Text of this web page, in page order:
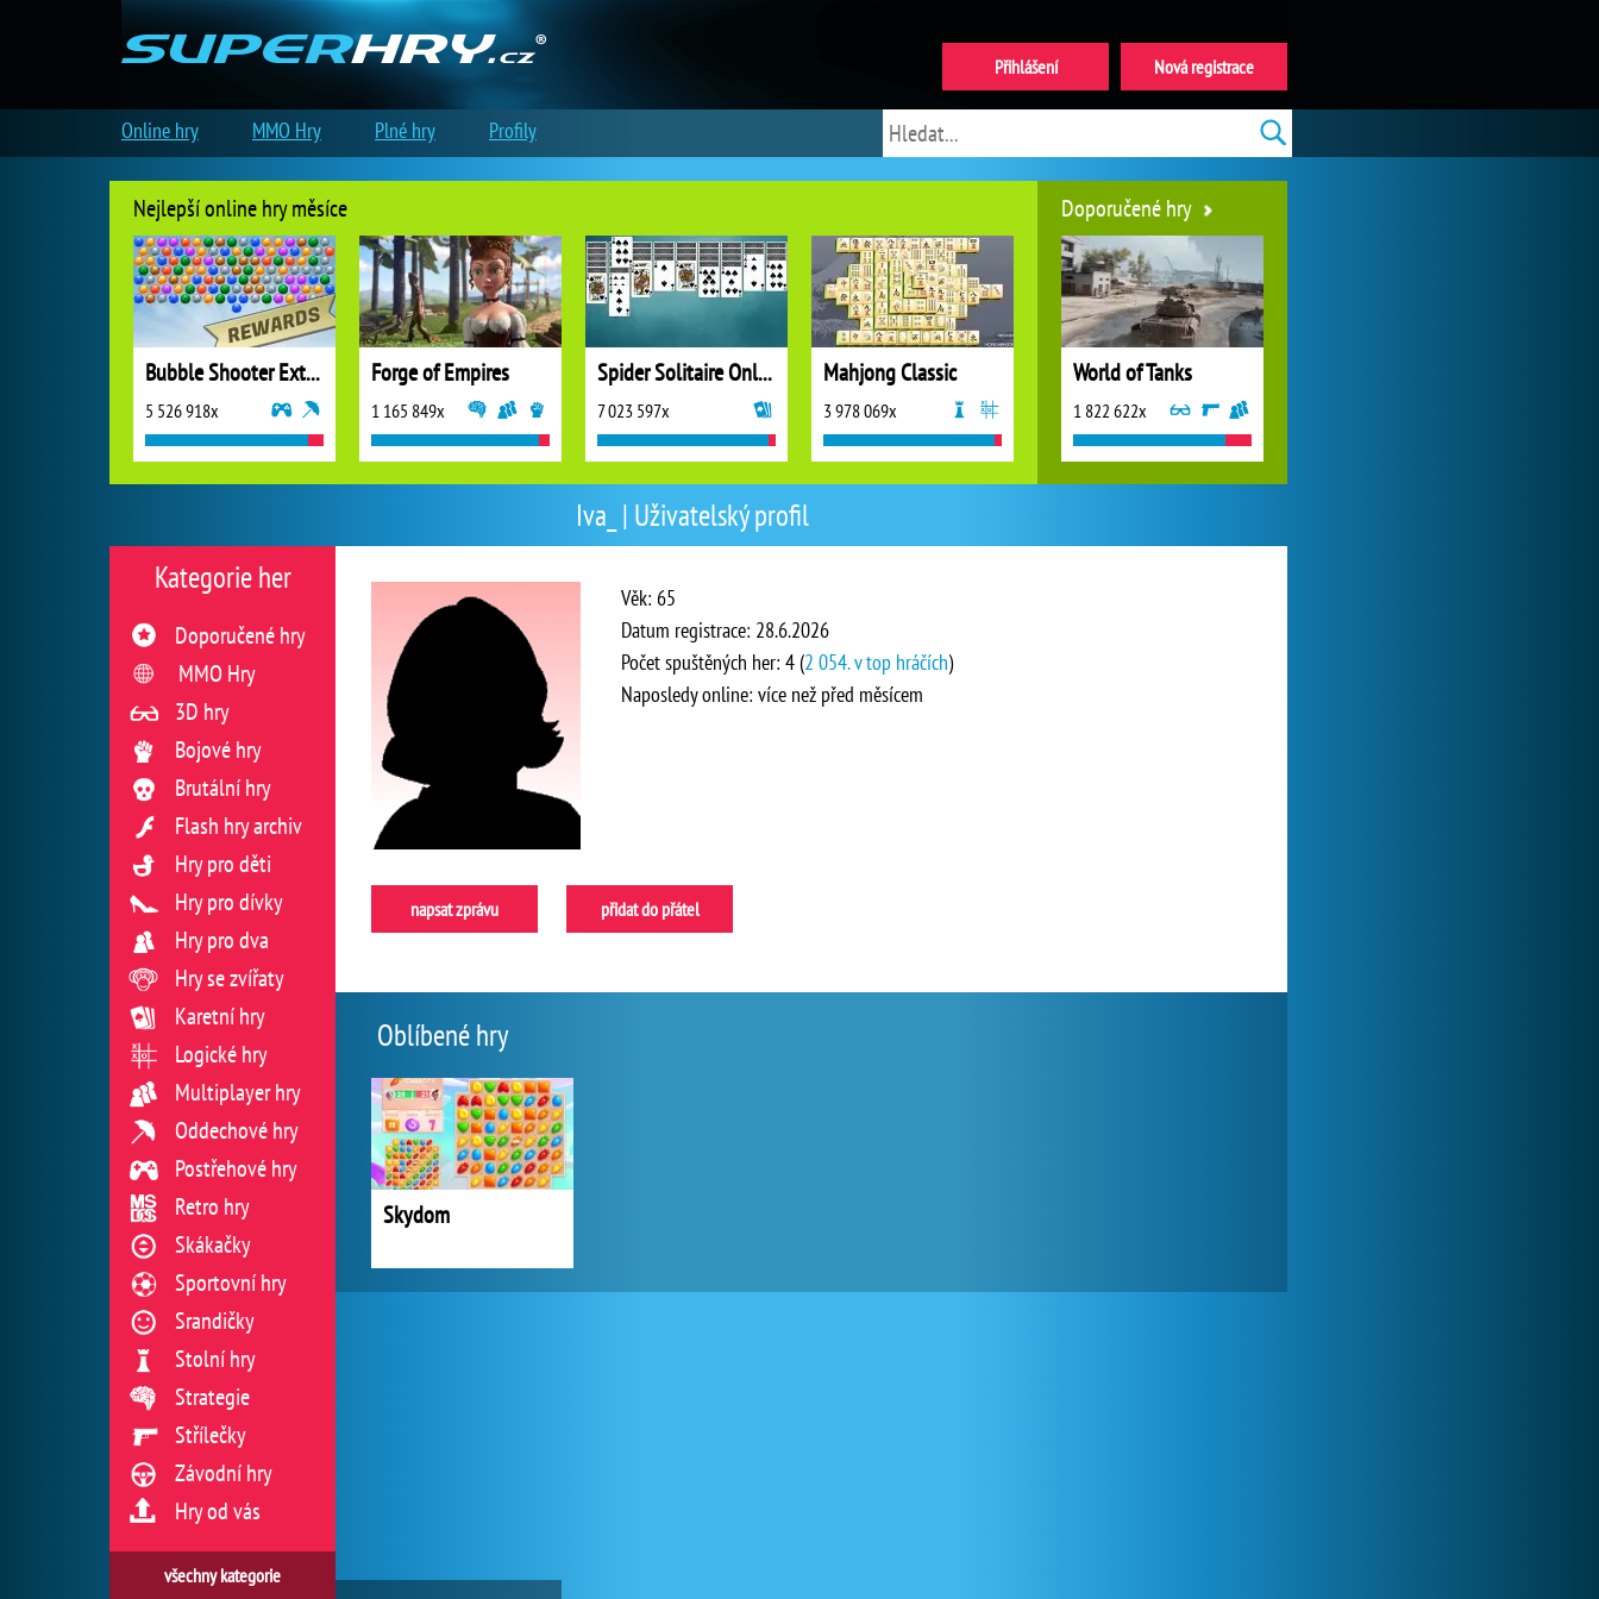
Iva_ | Uživatelský profil
Věk: 65
Datum registrace: 28.6.2026
Počet spuštěných her: 4 (2 054. v top hráčích)
Naposledy online: více než před měsícem
napsat zprávu přidat do přátel
Oblíbené hry
Skydom
Kategorie her
Doporučené hry
MMO Hry
3D hry
Bojové hry
Brutální hry
Flash hry archiv
Hry pro děti
Hry pro dívky
Hry pro dva
Hry se zvířaty
Karetní hry
Logické hry
Multiplayer hry
Oddechové hry
Postřehové hry
Retro hry
Skákačky
Sportovní hry
Srandičky
Stolní hry
Strategie
Střílečky
Závodní hry
Hry od vás
všechny kategorie
Nejlepší online hry měsíce
Bubble Shooter Extreme
5 526 918x
Forge of Empires
1 165 849x
Spider Solitaire Online
7 023 597x
Mahjong Classic
3 978 069x
Doporučené hry
World of Tanks
1 822 622x
Nová registrace
Přihlášení
Online hry MMO Hry Plné hry Profily